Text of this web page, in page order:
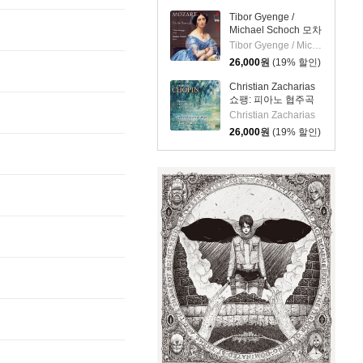
Tibor Gyenge /
Michael Schoch 모차
르트: 바이올린 소나
타집 (Mozart: Violin
Sonatas) [SACD
Hybrid]
Tibor Gyenge / Michael Schoch
26,000원 (19% 할인)
Christian Zacharias
쇼팽: 피아노 협주곡
제1~2번 (Chopin:
Complete Piano
Concertos) [SACD
Hybrid]
Christian Zacharias
26,000원 (19% 할인)